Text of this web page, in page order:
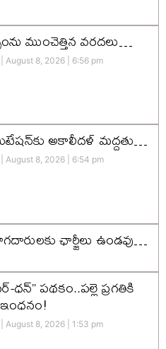
ముంచెత్తిన వరదలు…
August 8, 2026 6:56 pm
అకాలీదళ్‌ మద్దతు…
August 8, 2026 6:54 pm
ఛార్జీలు ఉండవు…
ధన్” పథకం..పల్లె ప్రగతికి
August 8, 2026 1:53 pm